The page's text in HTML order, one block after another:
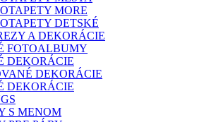
MORE
DETSKÉ
A DEKORÁCIE
FOTOALBUMY
DEKORÁCIE
DEKORÁCIE
DEKORÁCIE
S MENOM